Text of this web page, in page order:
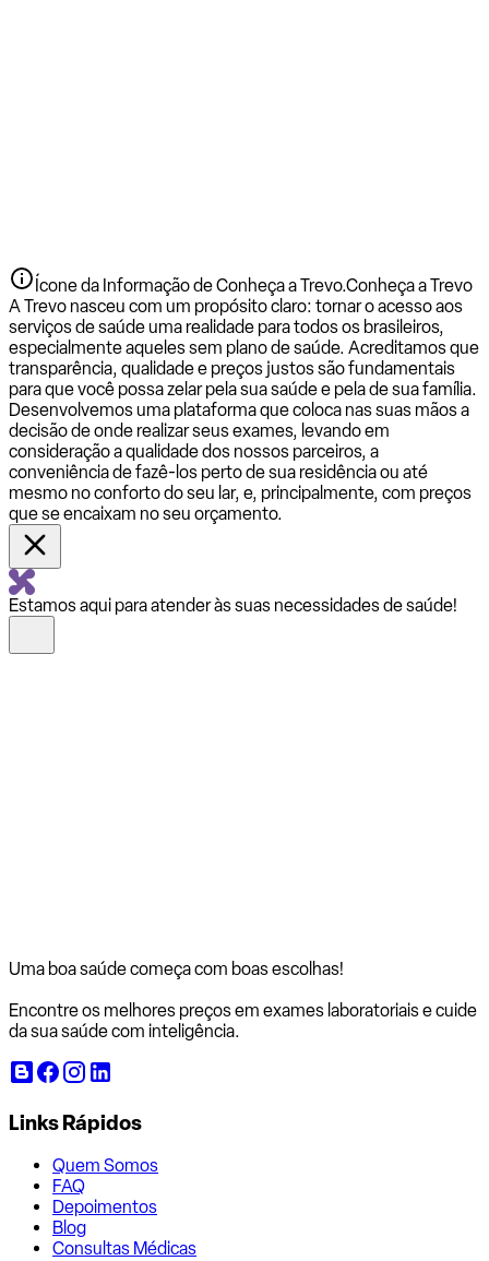
Ícone da Informação de Conheça a Trevo.Conheça a Trevo
A Trevo nasceu com um propósito claro: tornar o acesso aos
serviços de saúde uma realidade para todos os brasileiros,
especialmente aqueles sem plano de saúde. Acreditamos que
transparência, qualidade e preços justos são fundamentais
para que você possa zelar pela sua saúde e pela de sua família.
Desenvolvemos uma plataforma que coloca nas suas mãos a
decisão de onde realizar seus exames, levando em
consideração a qualidade dos nossos parceiros, a
conveniência de fazê-los perto de sua residência ou até
mesmo no conforto do seu lar, e, principalmente, com preços
que se encaixam no seu orçamento.
Estamos aqui para atender às suas necessidades de saúde!
Uma boa saúde começa com boas escolhas!
Encontre os melhores preços em exames laboratoriais e cuide
da sua saúde com inteligência.
Links Rápidos
Quem Somos
FAQ
Depoimentos
Blog
Consultas Médicas